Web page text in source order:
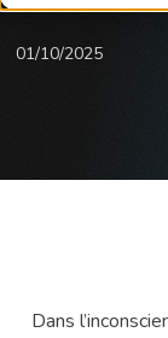
01/10/2025
Dans